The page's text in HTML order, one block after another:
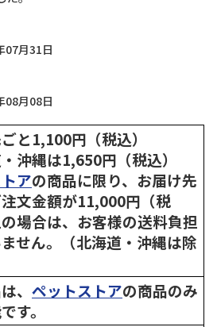
07月31日
08月08日
と1,100円（税込）
沖縄は1,650円（税込）
アの商品に限り、お届け先
文金額が11,000円（税
場合は、お客様の送料負担
せん。（北海道・沖縄は除
、 ペットストアの商品のみ
す。